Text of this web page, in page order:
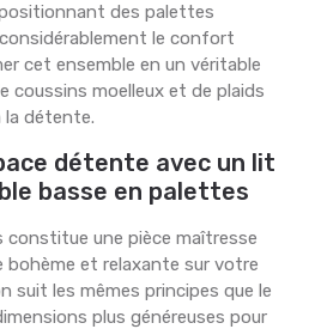
des palettes
le confort
cet ensemble en un véritable
coussins moelleux et de plaids
détente.
détente avec un lit
basse en palettes
une pièce maîtresse
bohème et relaxante sur votre
suit les mêmes principes que le
plus généreuses pour